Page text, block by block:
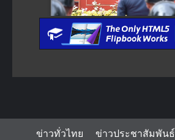
ข่าวทั่วไทย ข่าวประชาสัมพันธ์